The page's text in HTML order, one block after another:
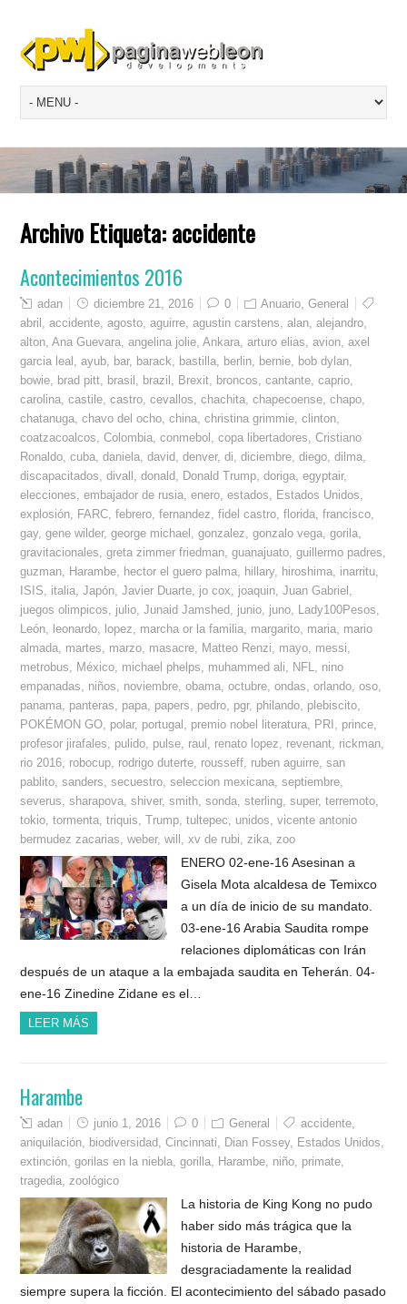
Archivo Etiqueta:accidente
Acontecimientos 2016
adan diciembre 21, 2016 0 Anuario ,General
abril
,accidente ,agosto ,aguirre ,agustin carstens ,alan ,alejandro
alton ,Ana Guevara ,angelina jolie ,Ankara ,arturo elias ,avion ,axel
garcia leal
,ayub bar, barack bastilla berlin bernie bob dylan
bowie
brad pitt brasil brazil Brexit broncos ,cantante ,caprio
carolina ,castile ,castro ,cevallos ,chachita ,chapecoense ,chapo
chatanuga ,chavo del ocho ,china ,christina grimmie ,clinton
coatzacoalcos ,Colombia ,conmebol ,copa libertadores ,Cristiano
Ronaldo ,cuba ,daniela ,david ,denver,di ,diciembre ,diego ,dilma
discapacitados ,divall ,donald Donald Trump ,doriga ,egyptair,
elecciones ,embajador de rusia ,enero ,estados Estados Unidos
explosión
FARC ,febrero ,fernandez ,fidel castro ,florida ,francisco
gay,gene wilder,george michael ,gonzalez ,gonzalo vega ,gorila
gravitacionales ,greta zimmer friedman ,guanajuato ,guillermo padres
guzman
Harambe hector el guero palma hillary, hiroshima inarritu
ISIS
italia ,Japón ,Javier Duarte jo cox joaquin ,Juan Gabriel
juegos olimpicos
julio ,Junaid Jamshed junio juno Lady100Pesos
León
leonardo lopez marcha or la familia margarito maria mario
almada martes marzo masacre Matteo Renzi mayo messi
metrobus
México michael phelps muhammed ali NFL
nino
empanadas
niños noviembre ,obama ,octubre ,ondas ,orlando ,oso
panama panteras papa papers pedro pgr, philando plebiscito
POKÉMON GO polar, portugal premio nobel literatura PRI prince
profesor jirafales
pulido pulse raul renato lopez revenant rickman
rio 2016 robocup rodrigo duterte rousseff ruben aguirre ,san
pablito ,sanders ,secuestro ,seleccion mexicana ,septiembre
severus ,sharapova ,shiver,smith ,sonda ,sterling ,super,terremoto
tokio ,tormenta ,triquis ,Trump ,tultepec unidos ,vicente antonio
bermudez zacarias ,weber,will ,xv de rubi zika zoo
ENERO 02-ene-16 Asesinan a
Gisela Mota alcaldesa de Temixco
a un día de inicio de su mandato.
03-ene-16 Arabia Saudita rompe
relaciones diplomáticas con Irán
después de un ataque a la embajada saudita en Teherán. 04-
ene-16 Zinedine Zidane es el…
LEER MÁS
Harambe
adan junio 1, 2016 0 General accidente
aniquilación
biodiversidad ,Cincinnati Dian Fossey, Estados Unidos
extinción ,gorilas en la niebla ,gorilla Harambe niño primate
tragedia zoológico
La historia de King Kong no pudo
haber sido más trágica que la
historia de Harambe,
desgraciadamente la realidad
siempre supera la ficción. El acontecimiento del sábado pasado